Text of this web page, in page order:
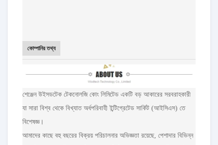
কোম্পানির তথ্য
শেঞ্জেন উইসডটেক টেকনোলজি কোং লিমিটেড একটি বড় আকারের সরবরাহকারী
যা সারা বিশ্ব থেকে বিখ্যাত অর্ধপরিবাহী ইন্টিগ্রেটেড সার্কিট (আইসিএস) তে
বিশেষজ্ঞ।
আমাদের কাছে বহু বছরের বিক্রয় পরিচালনার অভিজ্ঞতা রয়েছে, পেশাদার বিভিন্ন